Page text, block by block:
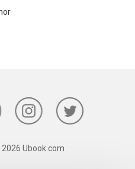
Ubook.com